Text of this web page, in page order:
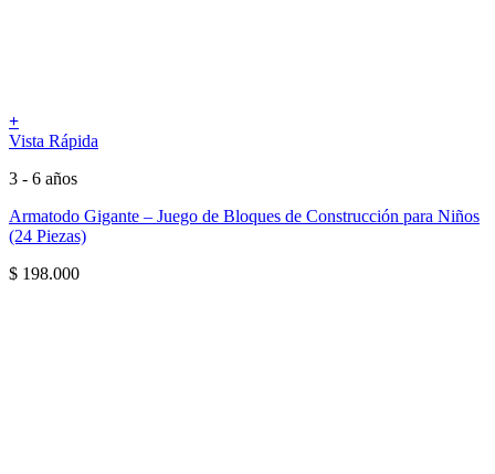
+
Vista Rápida
3 - 6 años
Armatodo Gigante – Juego de Bloques de Construcción para Niños
(24 Piezas)
$ 198.000